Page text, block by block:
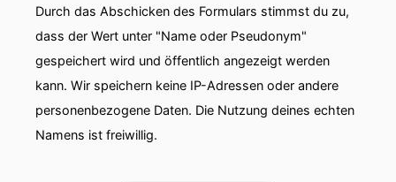
Durch das Abschicken des Formulars stimmst du zu,
dass der Wert unter "Name oder Pseudonym"
gespeichert wird und öffentlich angezeigt werden
kann. Wir speichern keine IP-Adressen oder andere
personenbezogene Daten. Die Nutzung deines echten
Namens ist freiwillig.